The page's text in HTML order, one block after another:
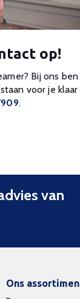
op!
Bij ons ben
voor je klaar
.
van
Ons